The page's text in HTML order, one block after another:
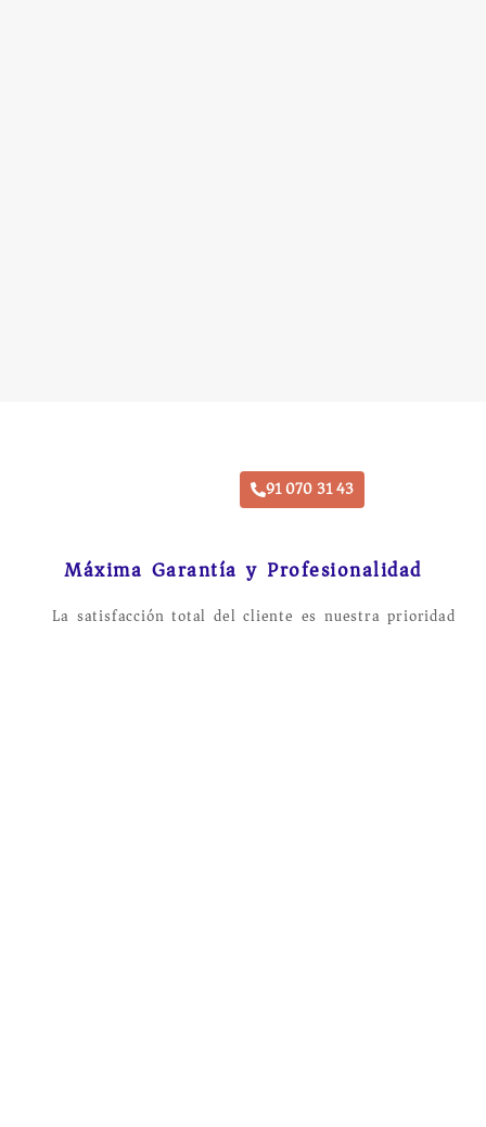
91 070 31 43
Máxima Garantía y Profesionalidad
La satisfacción total del cliente es nuestra prioridad